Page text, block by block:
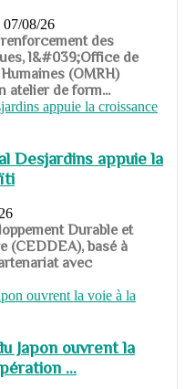
07/08/26
des
l&#039;Office de
(OMRH)
atelier de form...
Desjardins appuie la
Durable et
(CEDDEA), basé à
avec
Japon ouvrent la
...